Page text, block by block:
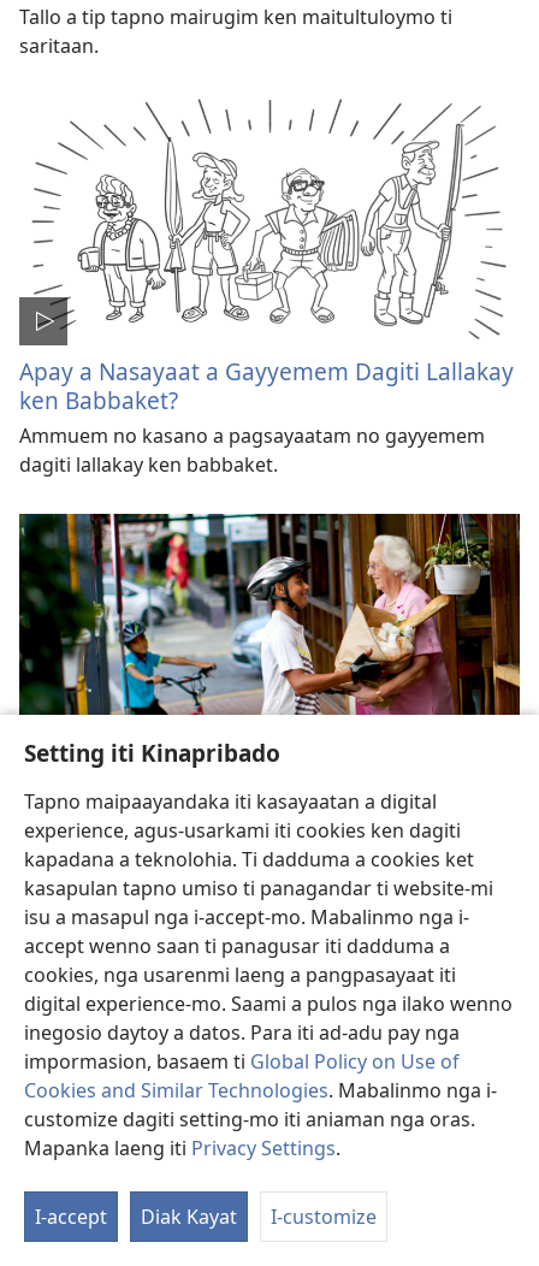
Setting iti Kinapribado
Tapno maipaayandaka iti kasayaatan a digital
experience, agus-usarkami iti cookies ken dagiti
kapadana a teknolohia. Ti dadduma a cookies ket
kasapulan tapno umiso ti panagandar ti website-mi
isu a masapul nga i-accept-mo. Mabalinmo nga i-
accept wenno saan ti panagusar iti dadduma a
cookies, nga usarenmi laeng a pangpasayaat iti
digital experience-mo. Saami a pulos nga ilako wenno
inegosio daytoy a datos. Para iti ad-adu pay nga
impormasion, basaem ti Global Policy on Use of
Cookies and Similar Technologies. Mabalinmo nga i-
customize dagiti setting-mo iti aniaman nga oras.
Mapanka laeng iti Privacy Settings.
I-accept Diak Kayat I-customize
Tallo a tip tapno mairugim ken maitultuloymo ti
saritaan.
Apay a Nasayaat a Gayyemem Dagiti Lallakay
ken Babbaket?
Ammuem no kasano a pagsayaatam no gayyemem
dagiti lallakay ken babbaket.
Talaga Kadi nga Importante ti Kababalintayo?
Saanda kadin a maibagay ita wenno importanteda
latta?
Ania a balakad ti makatulong kenka nga agpanunot
sakbay nga agsaoka?